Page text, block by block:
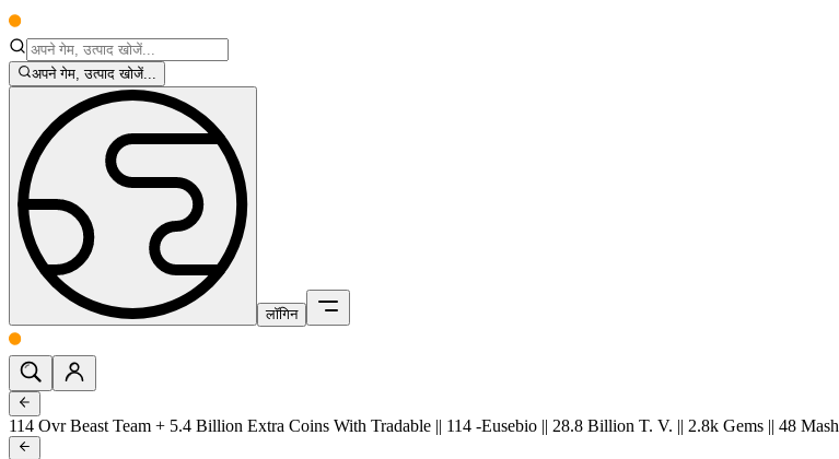
अपने गेम, उत्पाद खोजें...
लॉगिन
114 Ovr Beast Team + 5.4 Billion Extra Coins With Tradable || 114 -Eusebio || 28.8 Billion T. V. || 2.8k Gems || 48 Mash